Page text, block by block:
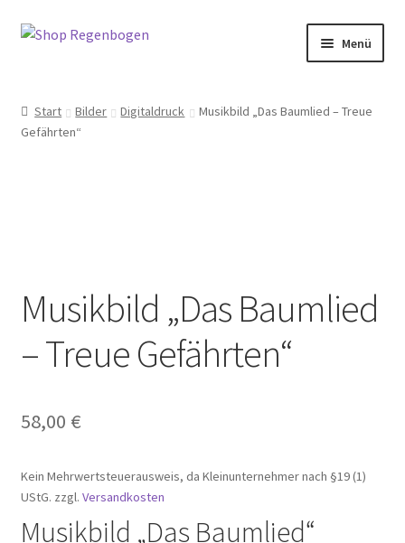
Zur
Zum
Menü
Mein Konto
Full Day Booking
Time Appointments Booking
Start Bilder Digitaldruck
Musikbild „Das Baumlied – Treue
Gefährten“
Musikbild „Das Baumlied
– Treue Gefährten“
58,00 €
Kein Mehrwertsteuerausweis, da Kleinunternehmer nach §19 (1)
UStG. zzgl. Versandkosten
Musikbild „Das Baumlied“